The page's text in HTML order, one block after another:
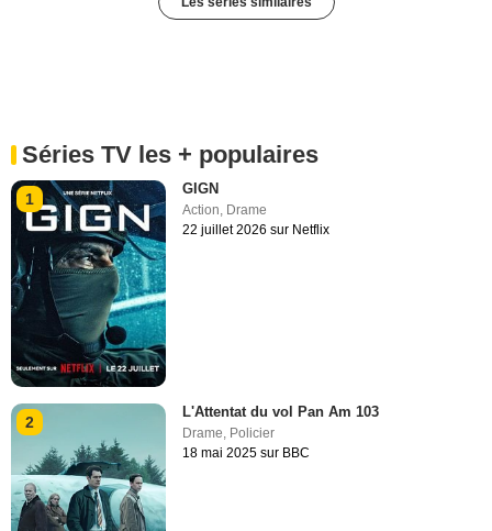
Séries TV les + populaires
1
GIGN
Action, Drame
22 juillet 2026 sur Netflix
2
L'Attentat du vol Pan Am 103
Drame, Policier
18 mai 2025 sur BBC